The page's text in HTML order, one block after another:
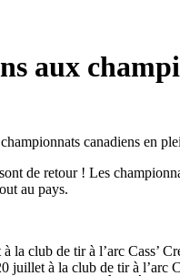
aux
de retour ! Les
au pays.
la club de tir à l’arc Cass’
juillet à la club de tir à l’arc